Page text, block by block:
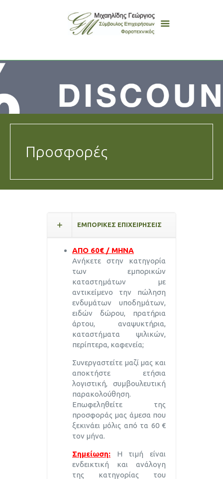
Προσφορές
ΕΜΠΟΡΙΚΕΣ ΕΠΙΧΕΙΡΗΣΕΙΣ
ΑΠΟ 60€ / ΜΗΝΑ
Ανήκετε στην κατηγορία
των εμπορικών
καταστημάτων με
αντικείμενο την πώληση
ενδυμάτων υποδημάτων,
ειδών δώρου, πρατήρια
άρτου, αναψυκτήρια,
καταστήματα ψιλικών,
περίπτερα, καφενεία;
Συνεργαστείτε μαζί μας και
αποκτήστε ετήσια
λογιστική, συμβουλευτική
παρακολούθηση.
Επωφεληθείτε της
προσφοράς μας άμεσα που
ξεκινάει μόλις από τα 60 €
τον μήνα.
Σημείωση: Η τιμή είναι
ενδεικτική και ανάλογη
της κατηγορίας του